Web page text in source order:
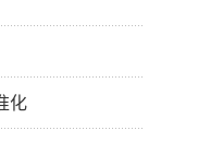
化